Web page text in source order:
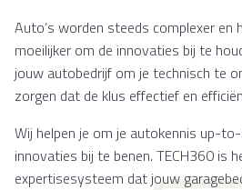
Auto’s worden steeds complexer
moeilijker om de innovaties bij te
jouw autobedrijf om je technisch te
zorgen dat de klus effectief en
Wij helpen je om je autokennis up-
innovaties bij te benen. TECH360 is
expertisesysteem dat jouw